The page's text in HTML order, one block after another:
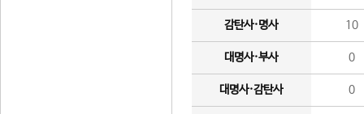
감탄사·명사 10
대명사·부사 0
대명사·감탄사 0